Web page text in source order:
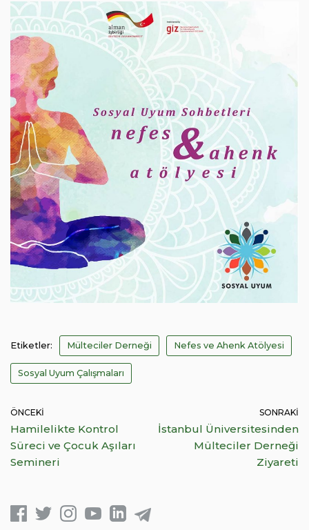
Etiketler: Mülteciler Derneği Nefes ve Ahenk Atölyesi
Sosyal Uyum Çalışmaları
ÖNCEKI
Hamilelikte Kontrol
Süreci ve Çocuk Aşıları
Semineri
SONRAKI
İstanbul Üniversitesinden
Mülteciler Derneği
Ziyareti